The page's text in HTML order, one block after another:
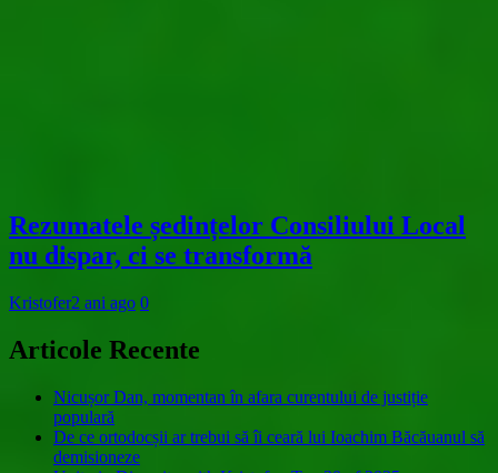
Rezumatele ședințelor Consiliului Local
nu dispar, ci se transformă
Kristofer2 ani ago 0
Articole Recente
Nicușor Dan, momentan în afara curentului de justiție
populară
De ce ortodocșii ar trebui să îi ceară lui Ioachim Băcăuanul să
demisioneze